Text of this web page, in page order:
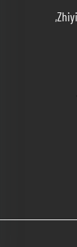
הטבע Youxitang, כפר Youxiantang, עיר Zhiying,